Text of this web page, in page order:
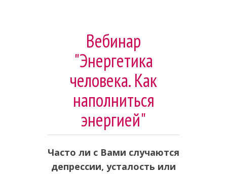
Вебинар
"Энергетика
человека. Как
наполниться
энергией"
Часто ли с Вами случаются
депрессии, усталость или